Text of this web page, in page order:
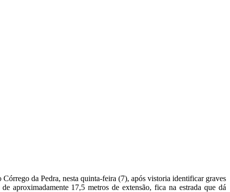
da Pedra, nesta quinta-feira (7), após vistoria identificar graves
aproximadamente 17,5 metros de extensão, fica na estrada que dá